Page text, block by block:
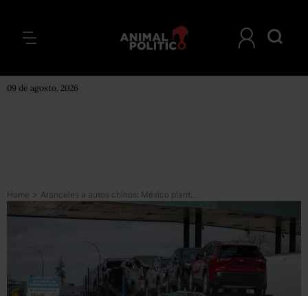
09 de agosto, 2026
Home > Aranceles a autos chinos: México plantea elevar impuestos a 50 % para “proteger la industria nacional”